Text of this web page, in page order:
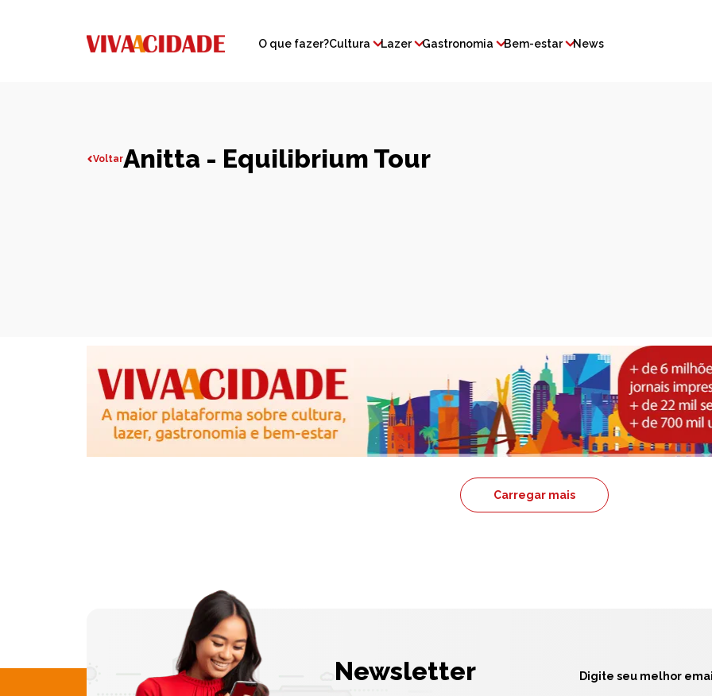
O que fazer?Cultura Lazer Gastronomia Bem-estar News
VoltarAnitta - Equilibrium Tour
Carregar mais
Newsletter Digite seu melhor